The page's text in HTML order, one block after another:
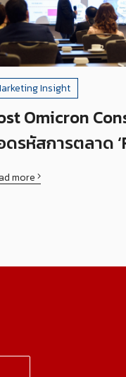
Insight
Omicron
ดรหัสการตลาด
more